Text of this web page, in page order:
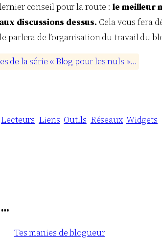
conseil pour la route :le meilleur
discussions dessus. Cela vous fera
de l’organisation du travail du
es de lasérie « Blog pourlesnuls »…
Lecteurs Liens Outils Réseaux Widgets
Tes manies de blogueur